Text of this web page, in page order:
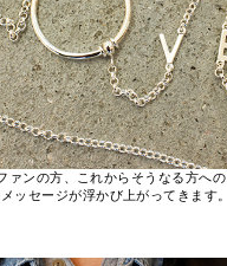
ァンの方、これからそうなる方への
ッセージが浮かび上がってきます。